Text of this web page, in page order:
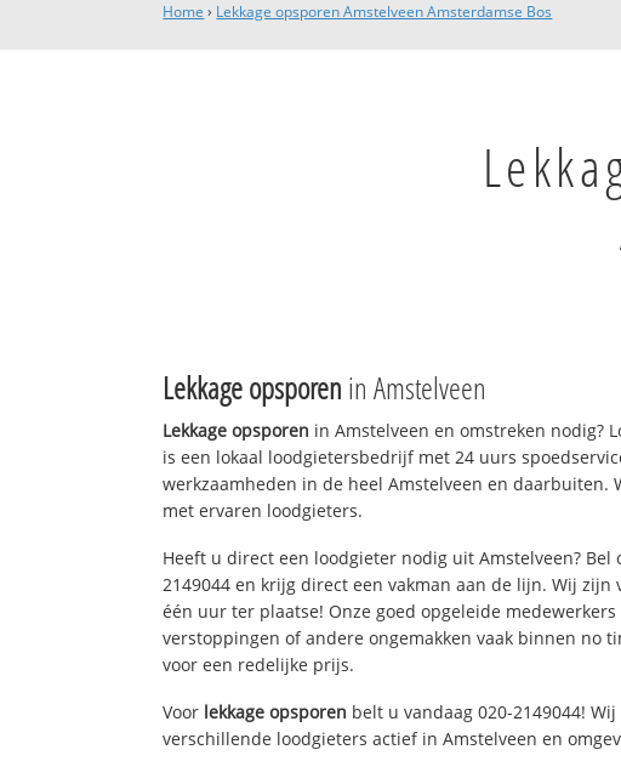
Home › Lekkage opsporen Amstelveen Amsterdamse Bos
Lekkage opsporen in Amstelveen
Lekkage opsporen in Amstelveen en omstreken nodig?
is een lokaal loodgietersbedrijf met 24 uurs
werkzaamheden in de heel Amstelveen en daarbuiten.
met ervaren loodgieters.
Heeft u direct een loodgieter nodig uit Amstelveen? Bel
2149044 en krijg direct een vakman aan de lijn. Wij
één uur ter plaatse! Onze goed opgeleide
verstoppingen of andere ongemakken vaak binnen no
voor een redelijke prijs.
Voor lekkage opsporen belt u vandaag 020-2149044!
verschillende loodgieters actief in Amstelveen en